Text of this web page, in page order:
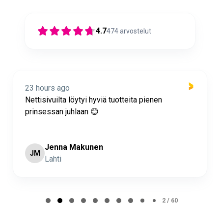
4.7474arvostelut
23 hours ago
Nettisivuilta löytyi hyviä tuotteita pienen
prinsessan juhlaan 😊
JM
Jenna Makunen
Lahti
2 / 60